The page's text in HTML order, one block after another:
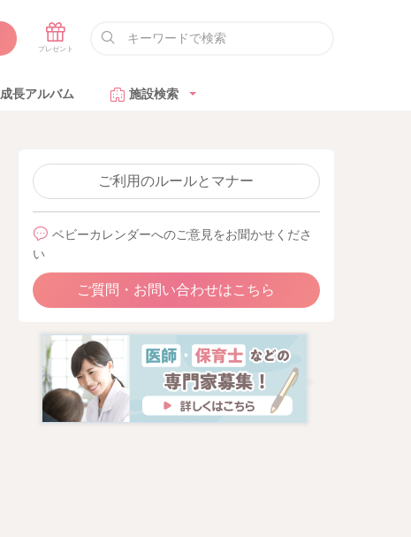
成長アルバム 施設検索
ご利用のルールとマナー
ベビーカレンダーへのご意見をお聞かせくださ
い
ご質問・お問い合わせはこちら